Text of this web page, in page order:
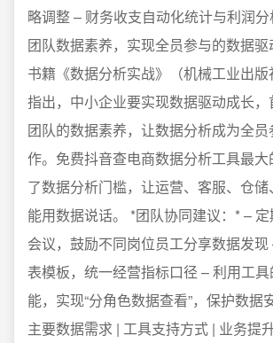
略调整 – 财务收支自动化统计与利润
团队数据素养，实现全员参与的数据
书籍《数据分析实战》（机械工业出版
指出，中小企业要实现数据驱动成长
团队的数据素养，让数据分析成为全
作。免费抖音查电商数据分析工具最
了数据分析门槛，让运营、客服、仓
能用数据说话。 *团队协同建议：* –
会议，鼓励不同岗位员工分享数据发
表模板，统一经营指标口径 – 利用工
能，实现“分角色数据查看”，保护数据
主要数据需求 | 工具支持方式 | 业务